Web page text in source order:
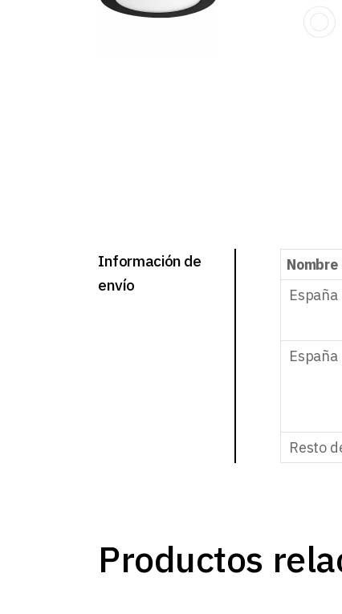
Información de
envío
Resto
Productos